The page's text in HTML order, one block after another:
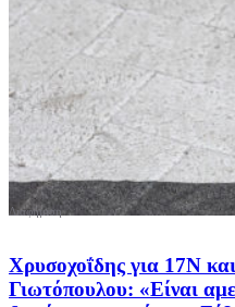
Χρυσοχοΐδης για 17Ν
Γιωτόπουλου: «Είναι